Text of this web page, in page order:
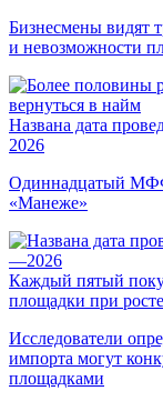
Бизнесмены видят
и невозможности
Названа дата
2026
Одиннадцатый МФФ
«Манеже»
Каждый пятый
площадки при
Исследователи
импорта могут
площадками